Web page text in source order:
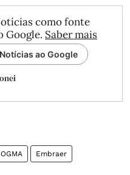
como fonte
Google. Saber mais
ao Google
OGMA Embraer